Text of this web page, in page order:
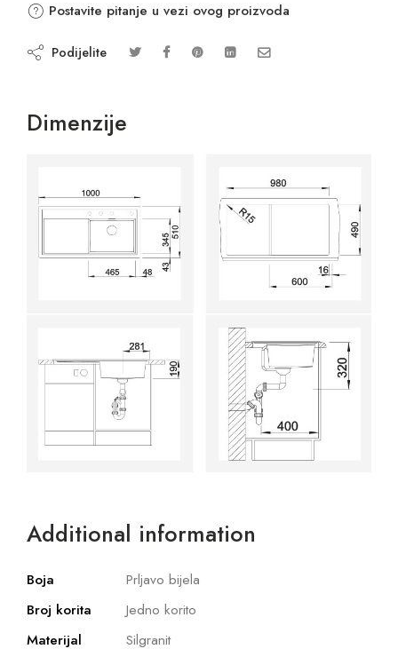
Postavite pitanje u vezi ovog proizvoda
Podijelite
Dimenzije
Additional information
Boja
Prljavo bijela
Broj korita
Jedno korito
Materijal
Silgranit